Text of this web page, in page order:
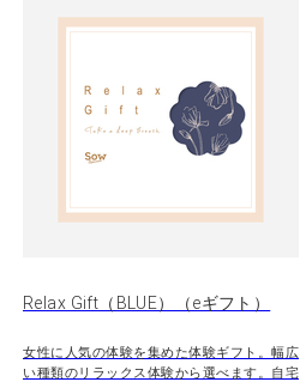
Relax Gift（BLUE）（eギフト）
女性に人気の体験を集めた体験ギフト。幅広
い種類のリラックス体験から選べます。自宅